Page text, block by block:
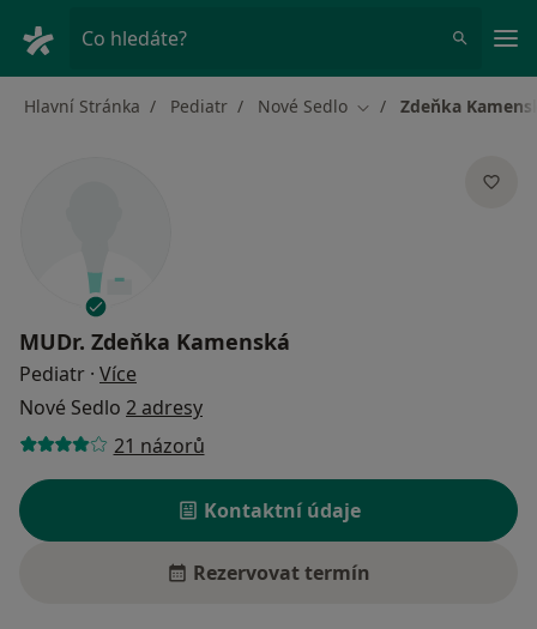
Co hledáte?
Hlavní Stránka Pediatr Nové Sedlo Změna města
Zdeňka
MUDr. Zdeňka Kamenská
Pediatr · Více
Nové Sedlo 2 adresy
21 názorů
Kontaktní údaje
Rezervovat termín